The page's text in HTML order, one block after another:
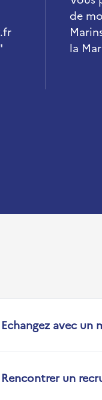
de
la
Echangez avec un
Rencontrer un